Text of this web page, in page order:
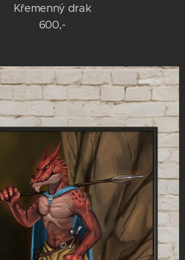
Křemenný drak
600,-